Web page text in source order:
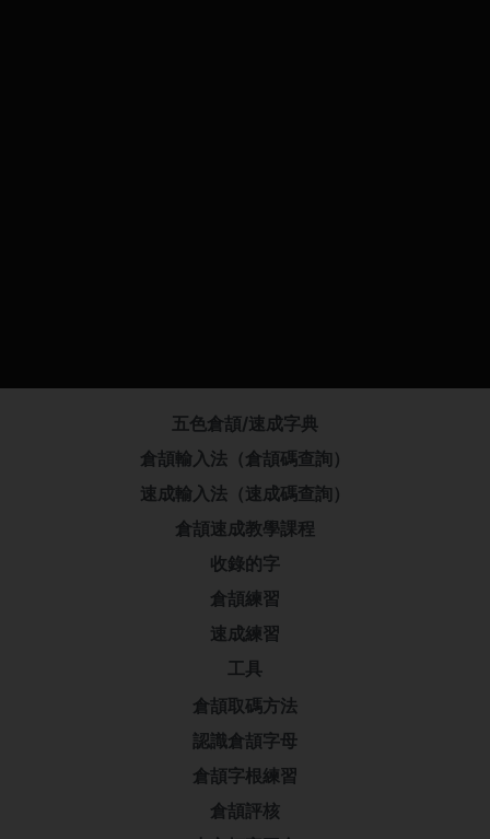
五色倉頡/速成字典
倉頡輸入法（倉頡碼查詢）
速成輸入法（速成碼查詢）
倉頡速成教學課程
收錄的字
倉頡練習
速成練習
工具
倉頡取碼方法
認識倉頡字母
倉頡字根練習
倉頡評核